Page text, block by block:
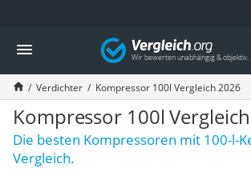
Die beliebtesten Vergleiche nach Kategorie
Baumarkt
Tresor feuerfest
Makita-Akku-Rasenmäher
Kappsäge
Smartes Türschloss
Akku-Rasentrimmer
Feuchtigkeitsmessgerät
Vergleich
Verdichter Kompressor 100l Vergleich 2026
Kompressor 100l
Die besten Kompressoren mit 100-l-
Vergleich.